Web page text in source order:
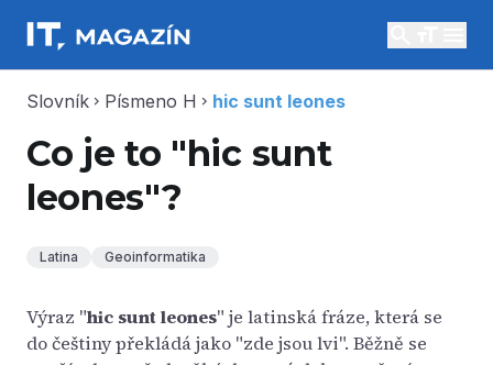
Slovník chevron_right Písmeno H chevron_right hic sunt leones
Co je to "hic sunt
leones"?
Latina Geoinformatika
Výraz "hic sunt leones" je latinská fráze, která se
do češtiny překládá jako "zde jsou lvi". Běžně se